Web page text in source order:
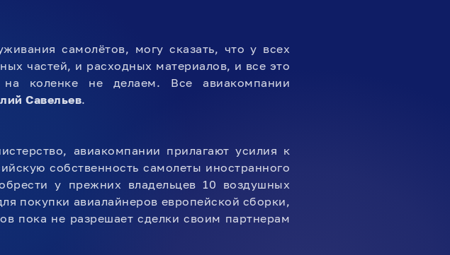
самолётов, могу сказать, что у всех
частей, и расходных материалов, и все это
коленке не делаем. Все авиакомпании
Савельев.
авиакомпании прилагают усилия к
собственность самолеты иностранного
у прежних владельцев 10 воздушных
покупки авиалайнеров европейской сборки,
пока не разрешает сделки своим партнерам